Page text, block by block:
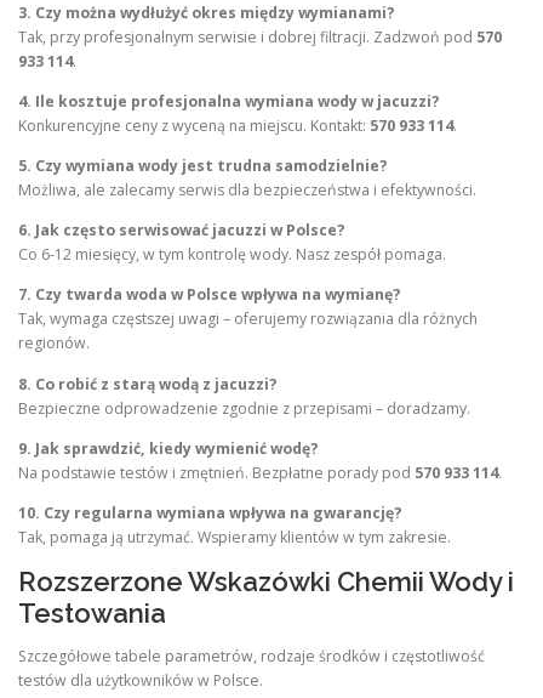
3. Czy można wydłużyć okres między wymianami?
Tak, przy profesjonalnym serwisie i dobrej filtracji. Zadzwoń pod 570
933 114.
4. Ile kosztuje profesjonalna wymiana wody w jacuzzi?
Konkurencyjne ceny z wyceną na miejscu. Kontakt: 570 933 114.
5. Czy wymiana wody jest trudna samodzielnie?
Możliwa, ale zalecamy serwis dla bezpieczeństwa i efektywności.
6. Jak często serwisować jacuzzi w Polsce?
Co 6-12 miesięcy, w tym kontrolę wody. Nasz zespół pomaga.
7. Czy twarda woda w Polsce wpływa na wymianę?
Tak, wymaga częstszej uwagi – oferujemy rozwiązania dla różnych
regionów.
8. Co robić z starą wodą z jacuzzi?
Bezpieczne odprowadzenie zgodnie z przepisami – doradzamy.
9. Jak sprawdzić, kiedy wymienić wodę?
Na podstawie testów i zmętnień. Bezpłatne porady pod 570 933 114.
10. Czy regularna wymiana wpływa na gwarancję?
Tak, pomaga ją utrzymać. Wspieramy klientów w tym zakresie.
Rozszerzone Wskazówki Chemii Wody i
Testowania
Szczegółowe tabele parametrów, rodzaje środków i częstotliwość
testów dla użytkowników w Polsce.